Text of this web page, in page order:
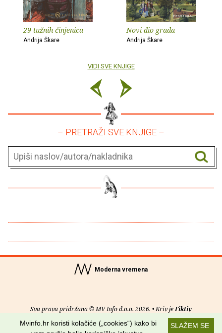
29 tužnih činjenica
Andrija Škare
Novi dio grada
Andrija Škare
VIDI SVE KNJIGE
– PRETRAŽI SVE KNJIGE –
Moderna vremena
Sva prava pridržana © MV Info d.o.o. 2026. • Kriv jeFiktiv
O nama• Pomoć• Uvjeti korištenja•RSS kanaliSLAŽEM SE
Mvinfo.hr koristi kolačiće („cookies“) kako bi